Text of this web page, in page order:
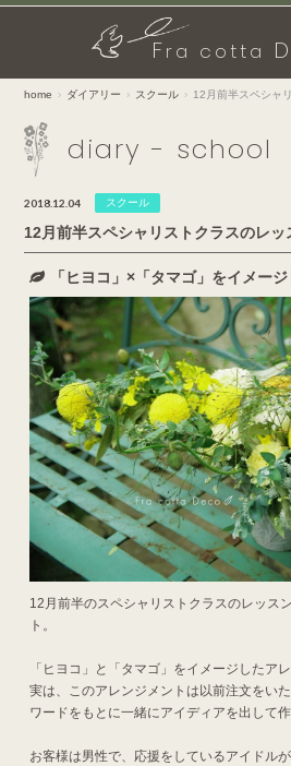
Fra cotta D
home ダイアリー スクール 12月前半スペシャ
diary - school
2018.12.04 スクール
12月前半スペシャリストクラスのレッ
「ヒヨコ」×「タマゴ」をイメージ
12月前半のスペシャリストクラスのレッス
ト。
「ヒヨコ」と「タマゴ」をイメージしたア
実は、このアレンジメントは以前注文をい
ワードをもとに一緒にアイディアを出して作
お客様は男性で、応援をしているアイドル